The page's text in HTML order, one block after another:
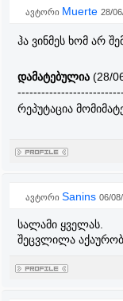
ავტორი Muerte 28/
ჰა ვინმეს ხომ არ
დამატებულია (28/
რეპუტაცია
ავტორი Sanins 06/
სალამი ყველას.
შეცვლილა